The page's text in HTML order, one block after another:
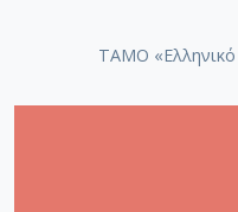
ΤΑΜΟ